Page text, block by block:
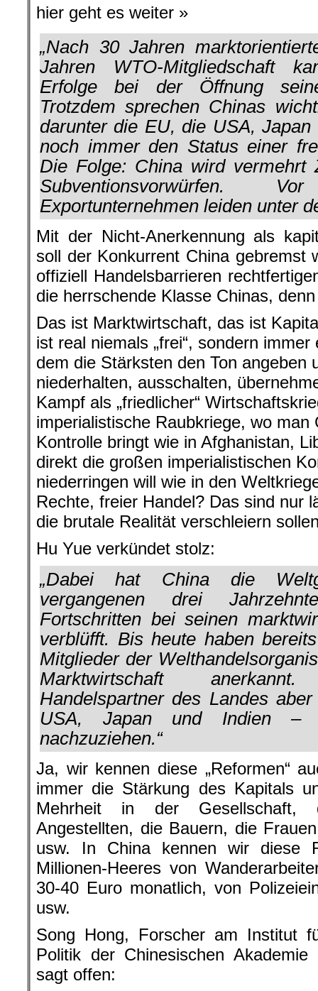
hier geht es weiter »
„Nach 30 Jahren
Jahren WTO-Mitgliedschaft
Erfolge bei der Öffnung
Trotzdem sprechen Chinas
darunter die EU, die USA,
noch immer den Status einer
Die Folge: China wird vermehrt
Subventionsvorwürfen.
Exportunternehmen leiden unter
Mit der Nicht-Anerkennung als
soll der Konkurrent China gebremst
offiziell Handelsbarrieren
die herrschende Klasse Chinas,
Das ist Marktwirtschaft, das ist
ist real niemals „frei“, sondern
dem die Stärksten den Ton angeben
niederhalten, ausschalten,
Kampf als „friedlicher“
imperialistische Raubkriege, wo man
Kontrolle bringt wie in Afghanistan,
direkt die großen imperialistischen
niederringen will wie in den
Rechte, freier Handel? Das sind nur
die brutale Realität verschleiern
Hu Yue verkündet stolz:
„Dabei hat China die
vergangenen drei
Fortschritten bei seinen
verblüfft. Bis heute haben
Mitglieder der
Marktwirtschaft
Handelspartner des Landes
USA, Japan und Indien –
nachzuziehen.“
Ja, wir kennen diese „Reformen“
immer die Stärkung des Kapitals
Mehrheit in der Gesellschaft,
Angestellten, die Bauern, die
usw. In China kennen wir diese
Millionen-Heeres von
30-40 Euro monatlich, von
usw.
Song Hong, Forscher am Institut
Politik der Chinesischen Akademie
sagt offen: